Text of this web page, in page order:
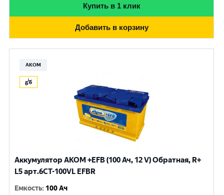
Купить в 1 клик
Добавить в корзину
АКОМ
Аккумулятор AKOM +EFB (100 Ач, 12 V) Обратная, R+
L5 арт.6СТ-100VL EFBR
Емкость: 100 Ач